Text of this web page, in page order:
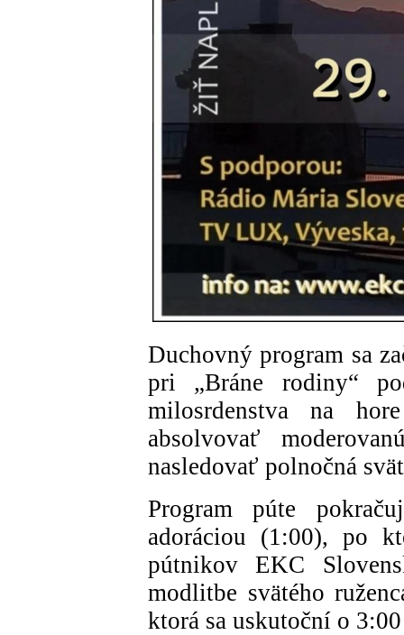
Duchovný program sa
pri „Bráne rodiny“
milosrdenstva na
absolvovať
nasledovať polnočná
Program púte
adoráciou (1:00), po
pútnikov EKC
modlitbe svätého
ktorá sa uskutoční o